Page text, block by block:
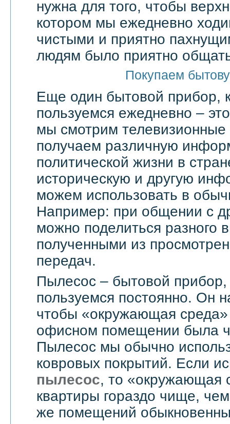
нужна для того, чтобы
котором мы ежедневно
чистыми и приятно
людям было приятно
Покупаем
Еще один бытовой прибор,
пользуемся ежедневно –
мы смотрим телевизионные
получаем различную
политической жизни в
историческую и другую
можем использовать в
Например: при общении с
можно поделиться разного
полученными из
передач.
Пылесос – бытовой
пользуемся постоянно. Он
чтобы «окружающая среда»
офисном помещении была
Пылесос мы обычно
ковровых покрытий. Если
пылесос, то «окружающая
квартиры гораздо чище,
же помещений